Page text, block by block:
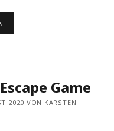
Game
2020 VON KARSTEN